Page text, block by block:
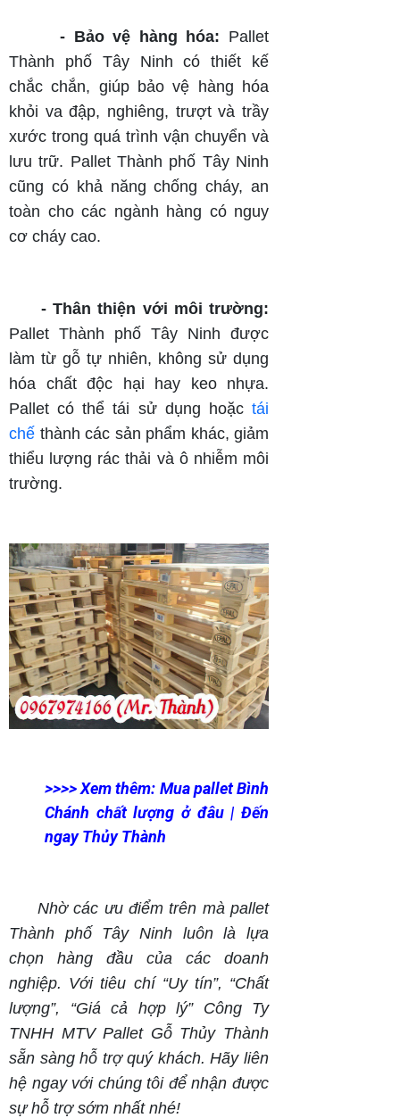
- Bảo vệ hàng hóa: Pallet
Thành phố Tây Ninh có thiết kế
chắc chắn, giúp bảo vệ hàng hóa
khỏi va đập, nghiêng, trượt và trầy
xước trong quá trình vận chuyển và
lưu trữ. Pallet Thành phố Tây Ninh
cũng có khả năng chống cháy, an
toàn cho các ngành hàng có nguy
cơ cháy cao.
- Thân thiện với môi trường:
Pallet Thành phố Tây Ninh được
làm từ gỗ tự nhiên, không sử dụng
hóa chất độc hại hay keo nhựa.
Pallet có thể tái sử dụng hoặctái
chế thành các sản phẩm khác, giảm
thiểu lượng rác thải và ô nhiễm môi
trường.
>>>> Xem thêm: Mua pallet Bình
Chánh chất lượng ở đâu | Đến
ngay Thủy Thành
Nhờ các ưu điểm trên mà pallet
Thành phố Tây Ninh luôn là lựa
chọn hàng đầu của các doanh
nghiệp. Với tiêu chí “Uy tín”, “Chất
lượng”, “Giá cả hợp lý” Công Ty
TNHH MTV Pallet Gỗ Thủy Thành
sẵn sàng hỗ trợ quý khách. Hãy liên
hệ ngay với chúng tôi để nhận được
sự hỗ trợ sớm nhất nhé!